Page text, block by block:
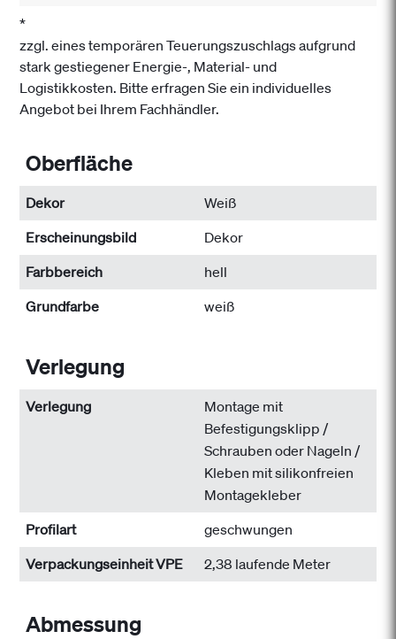
*
zzgl. eines temporären Teuerungszuschlags aufgrund
stark gestiegener Energie-, Material- und
Logistikkosten. Bitte erfragen Sie ein individuelles
Angebot bei Ihrem Fachhändler.
Oberfläche
Dekor
Weiß
Erscheinungsbild
Dekor
Farbbereich
hell
Grundfarbe
weiß
Verlegung
Verlegung
Montage mit
Befestigungsklipp /
Schrauben oder Nageln /
Kleben mit silikonfreien
Montagekleber
Profilart
geschwungen
Verpackungseinheit VPE
2,38 laufende Meter
Abmessung